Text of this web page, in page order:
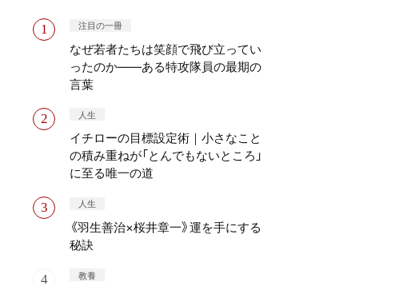
注目の一冊
なぜ若者たちは笑顔で飛び立ってい
ったのか——ある特攻隊員の最期の
言葉
人生
イチローの目標設定術｜小さなこと
の積み重ねが「とんでもないところ」
に至る唯一の道
人生
《羽生善治×桜井章一》運を手にする
秘訣
教養